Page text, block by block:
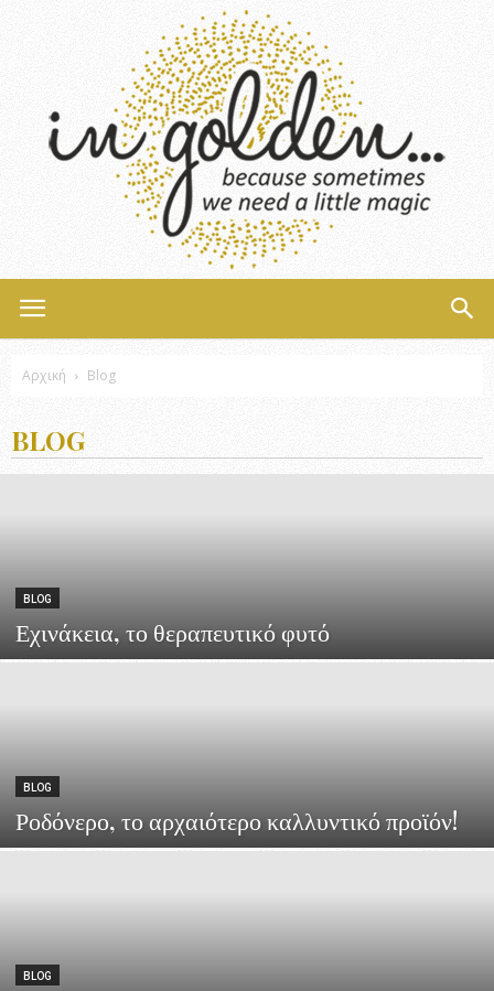
Αρχική Blog
BLOG
BLOG
Εχινάκεια, το θεραπευτικό φυτό
BLOG
Ροδόνερο, το αρχαιότερο καλλυντικό προϊόν!
BLOG